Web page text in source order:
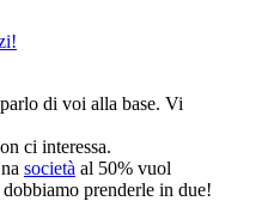
di voi alla base. Vi
ci interessa.
società al 50% vuol
dobbiamo prenderle in due!